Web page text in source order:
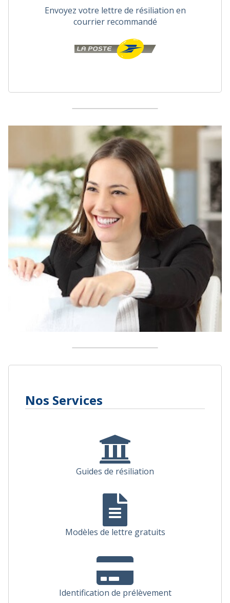
Envoyez votre lettre de résiliation en
courrier recommandé
Nos Services
Guides de résiliation
Modèles de lettre gratuits
Identification de prélèvement